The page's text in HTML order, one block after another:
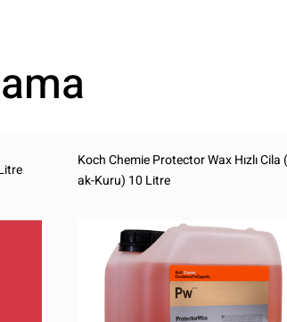
Koch Chemie Protector Wax Hızlı Cila
ak-Kuru) 10 Litre